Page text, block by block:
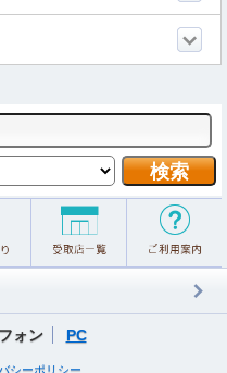
ォン PC
シーポリシー